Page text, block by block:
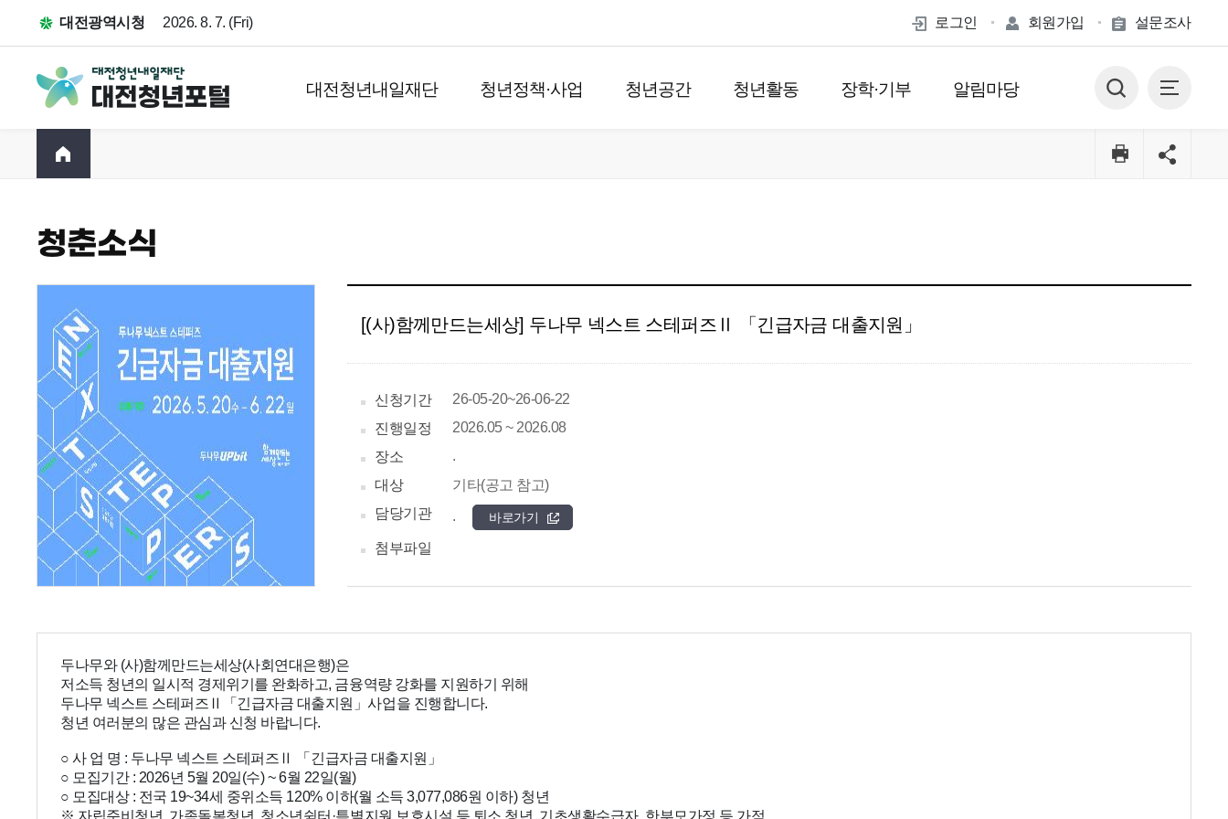
대전광역시청 2026. 8. 7. (Fri) 로그인 회원가입 설문조사
대전청년내일재단 청년정책·사업 청년공간 청년활동 장학·기부 알림마당
청춘소식
[(사)함께만드는세상] 두나무 넥스트 스테퍼즈Ⅱ 「긴급자금 대출지원」
신청기간
26-05-20~26-06-22
진행일정
2026.05 ~ 2026.08
장소
.
대상
기타(공고 참고)
담당기관
. 바로가기
첨부파일
두나무와 (사)함께만드는세상(사회연대은행)은
저소득 청년의 일시적 경제위기를 완화하고, 금융역량 강화를 지원하기 위해
두나무 넥스트 스테퍼즈Ⅱ「긴급자금 대출지원」사업을 진행합니다.
청년 여러분의 많은 관심과 신청 바랍니다.
○ 사 업 명 : 두나무 넥스트 스테퍼즈Ⅱ 「긴급자금 대출지원」
○ 모집기간 : 2026년 5월 20일(수) ~ 6월 22일(월)
○ 모집대상 : 전국 19~34세 중위소득 120% 이하(월 소득 3,077,086원 이하) 청년
※ 자립준비청년, 가족돌봄청년, 청소년쉼터·특별지원 보호시설 등 퇴소 청년, 기초생활수급자, 한부모가정 등 가점